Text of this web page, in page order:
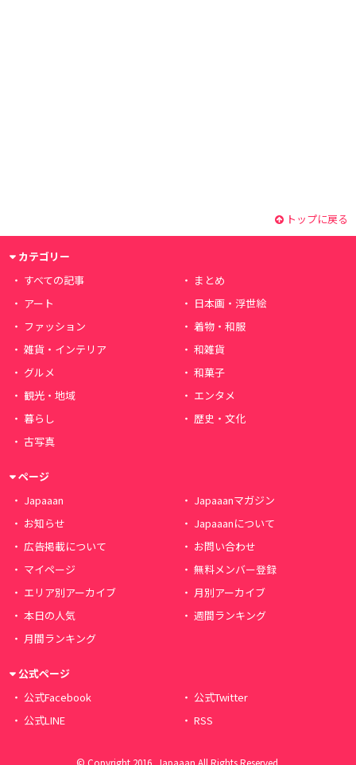
トップに戻る
カテゴリー
すべての記事
まとめ
アート
日本画・浮世絵
ファッション
着物・和服
雑貨・インテリア
和雑貨
グルメ
和菓子
観光・地域
エンタメ
暮らし
歴史・文化
古写真
ページ
Japaaan
Japaaanマガジン
お知らせ
Japaaanについて
広告掲載について
お問い合わせ
マイページ
無料メンバー登録
エリア別アーカイブ
月別アーカイブ
本日の人気
週間ランキング
月間ランキング
公式ページ
公式Facebook
公式Twitter
公式LINE
RSS